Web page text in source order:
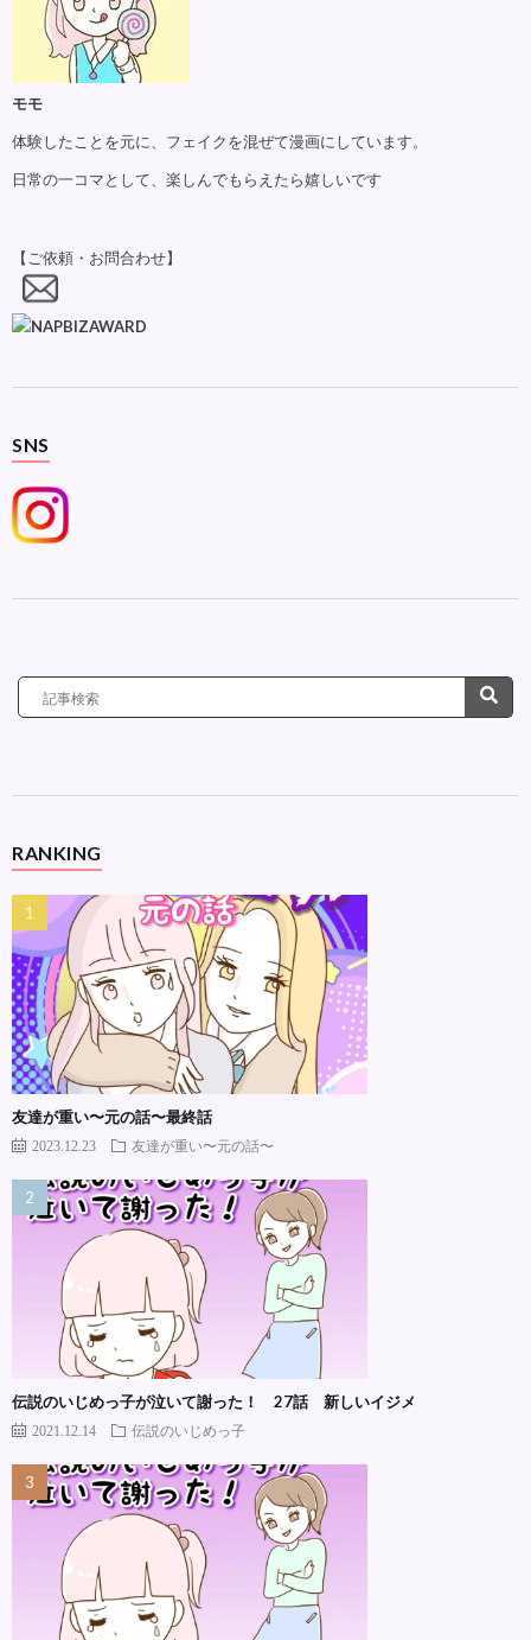
モモ
体験したことを元に、フェイクを混ぜて漫画にしています。
日常の一コマとして、楽しんでもらえたら嬉しいです
【ご依頼・お問合わせ】
SNS
RANKING
友達が重い〜元の話〜最終話
2023.12.23 友達が重い〜元の話〜
伝説のいじめっ子が泣いて謝った！ 27話 新しいイジメ
2021.12.14 伝説のいじめっ子